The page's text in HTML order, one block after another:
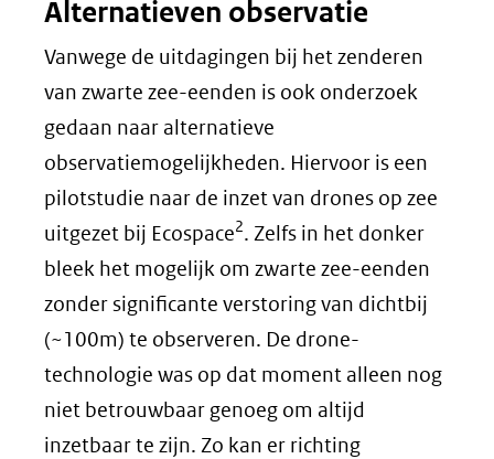
Alternatieven observatie
Vanwege de uitdagingen bij het zenderen
van zwarte zee-eenden is ook onderzoek
gedaan naar alternatieve
observatiemogelijkheden. Hiervoor is een
pilotstudie naar de inzet van drones op zee
uitgezet bij Ecospace2. Zelfs in het donker
bleek het mogelijk om zwarte zee-eenden
zonder significante verstoring van dichtbij
(~100m) te observeren. De drone-
technologie was op dat moment alleen nog
niet betrouwbaar genoeg om altijd
inzetbaar te zijn. Zo kan er richting